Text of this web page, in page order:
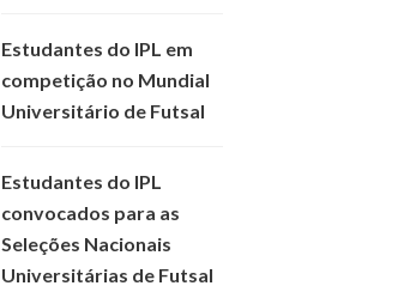
Estudantes do IPL em
competição no Mundial
Universitário de Futsal
Estudantes do IPL
convocados para as
Seleções Nacionais
Universitárias de Futsal